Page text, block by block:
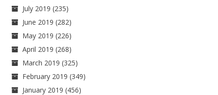
July 2019 (235)
June 2019 (282)
May 2019 (226)
April 2019 (268)
March 2019 (325)
February 2019 (349)
January 2019 (456)